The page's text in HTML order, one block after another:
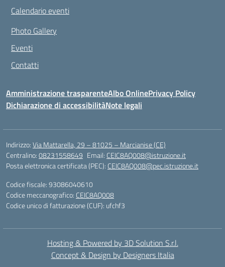
Calendario eventi
Photo Gallery
Eventi
Contatti
Amministrazione trasparenteAlbo OnlinePrivacy Policy
Dichiarazione di accessibilitàNote legali
Indirizzo:Via Mattarella, 29 – 81025 – Marcianise (CE)
Centralino:08231558649 Email: CEIC8AQ008@istruzione.it
Posta elettronica certificata (PEC): CEIC8AQ008@pec.istruzione.it
Codice fiscale: 93086040610
Codice meccanografico: CEIC8AQ008
Codice unico di fatturazione (CUF): ufchf3
Hosting & Powered by 3D Solution S.r.l.
Concept & Design by Designers Italia